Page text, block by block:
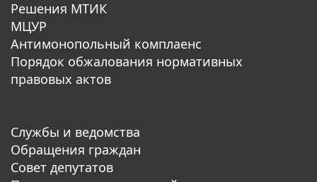
Решения МТИК
МЦУР
Антимонопольный комплаенс
Порядок обжалования нормативных
правовых актов
Службы и ведомства
Обращения граждан
Совет депутатов